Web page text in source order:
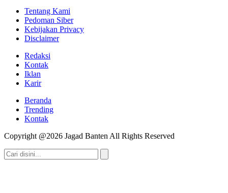
Tentang Kami
Pedoman Siber
Kebijakan Privacy
Disclaimer
Redaksi
Kontak
Iklan
Karir
Beranda
Trending
Kontak
Copyright @2026 Jagad Banten All Rights Reserved